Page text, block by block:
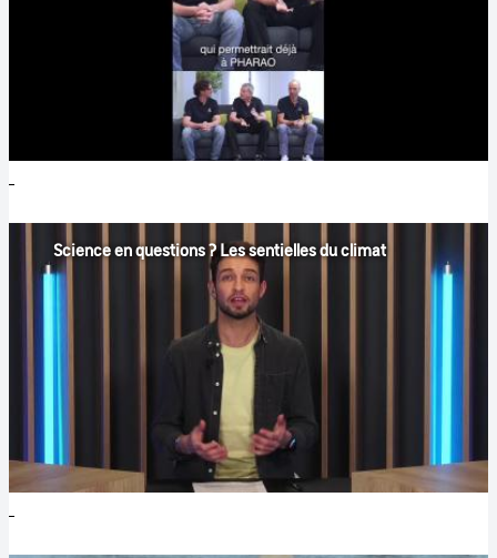
Science en questions ? Les sentielles du climat